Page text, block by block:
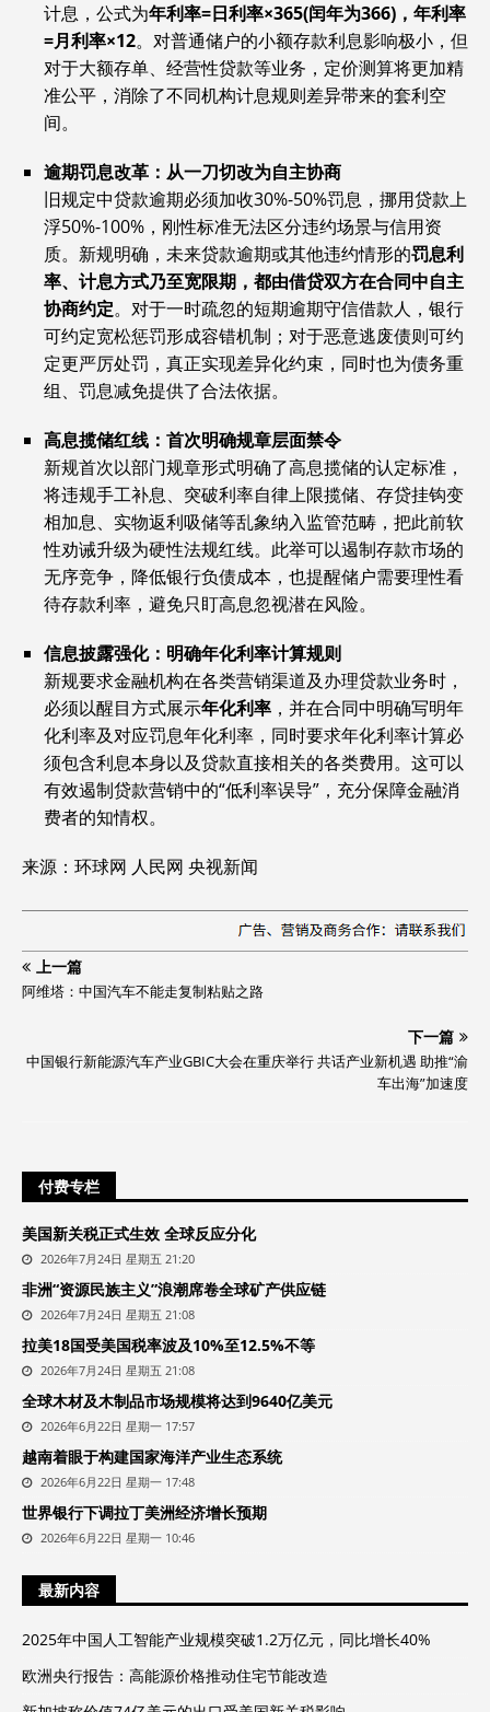
计息，公式为‌年利率=日利率×365(闰年为366)，年利率
=月利率×12‌。对普通储户的小额存款利息影响极小，但
对于大额存单、经营性贷款等业务，定价测算将更加精
准公平，消除了不同机构计息规则差异带来的套利空
间。
逾期罚息改革：从一刀切改为自主协商
旧规定中贷款逾期必须加收30%-50%罚息，挪用贷款上
浮50%-100%，刚性标准无法区分违约场景与信用资
质。新规明确，未来贷款逾期或其他违约情形的‌罚息利
率、计息方式乃至宽限期，都由借贷双方在合同中自主
协商约定‌。对于一时疏忽的短期逾期守信借款人，银行
可约定宽松惩罚形成容错机制；对于恶意逃废债则可约
定更严厉处罚，真正实现差异化约束，同时也为债务重
组、罚息减免提供了合法依据。
高息揽储红线：首次明确规章层面禁令
新规首次以部门规章形式明确了高息揽储的认定标准，
将违规手工补息、突破利率自律上限揽储、存贷挂钩变
相加息、实物返利吸储等乱象纳入监管范畴，把此前软
性劝诫升级为硬性法规红线。此举可以遏制存款市场的
无序竞争，降低银行负债成本，也提醒储户需要理性看
待存款利率，避免只盯高息忽视潜在风险。
信息披露强化：明确年化利率计算规则
新规要求金融机构在各类营销渠道及办理贷款业务时，
必须以醒目方式展示‌年化利率 ‌，并在合同中明确写明年
化利率及对应罚息年化利率，同时要求年化利率计算必
须包含利息本身以及贷款直接相关的各类费用。这可以
有效遏制贷款营销中的“低利率误导”，充分保障金融消
费者的知情权。
来源：环球网 人民网 央视新闻
上一篇
阿维塔：中国汽车不能走复制粘贴之路
下一篇
中国银行新能源汽车产业GBIC大会在重庆举行 共话产业新机遇 助推“渝
车出海”加速度
付费专栏
美国新关税正式生效 全球反应分化
2026年7月24日 星期五 21:20
非洲“资源民族主义”浪潮席卷全球矿产供应链
2026年7月24日 星期五 21:08
拉美18国受美国税率波及10%至12.5%不等
2026年7月24日 星期五 21:08
全球木材及木制品市场规模将达到9640亿美元
2026年6月22日 星期一 17:57
越南着眼于构建国家海洋产业生态系统
2026年6月22日 星期一 17:48
世界银行下调拉丁美洲经济增长预期
2026年6月22日 星期一 10:46
最新内容
2025年中国人工智能产业规模突破1.2万亿元，同比增长40%
欧洲央行报告：高能源价格推动住宅节能改造